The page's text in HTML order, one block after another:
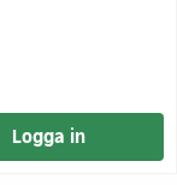
Logga in